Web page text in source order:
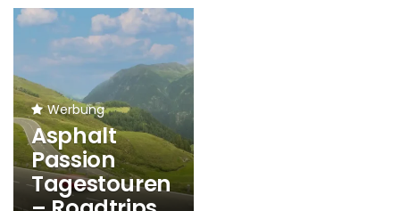
Werbung
Asphalt
Passion
Tagestouren